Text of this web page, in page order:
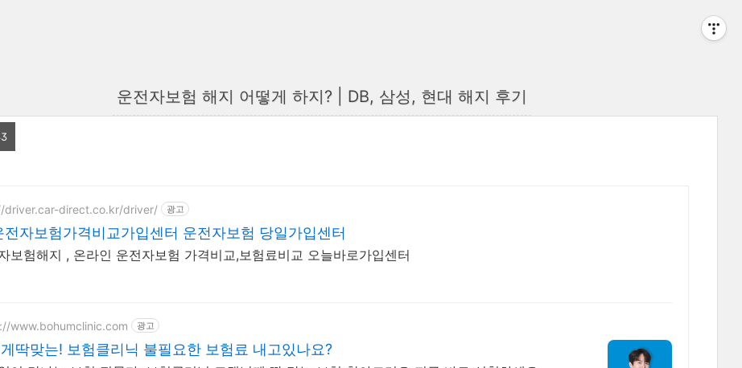
운전자보험 해지 어떻게 하지? | DB, 삼성, 현대 해지 후기
driver.car-direct.co.kr/driver/ 광고
전자보험가격비교가입센터 운전자보험 당일가입센터
보험해지 , 온라인 운전자보험 가격비교,보험료비교 오늘바로가입센터
www.bohumclinic.com 광고
딱맞는! 보험클리닉 불필요한 보험료 내고있나요?